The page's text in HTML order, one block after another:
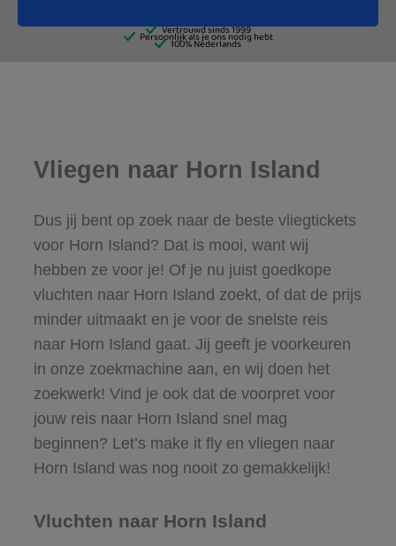
Vliegen naar Horn Island
Dus jij bent op zoek naar de beste vliegtickets
voor Horn Island? Dat is mooi, want wij
hebben ze voor je! Of je nu juist goedkope
vluchten naar Horn Island zoekt, of dat de prijs
minder uitmaakt en je voor de snelste reis
naar Horn Island gaat. Jij geeft je voorkeuren
in onze zoekmachine aan, en wij doen het
zoekwerk! Vind je ook dat de voorpret voor
jouw reis naar Horn Island snel mag
beginnen? Let’s make it fly en vliegen naar
Horn Island was nog nooit zo gemakkelijk!
Vluchten naar Horn Island